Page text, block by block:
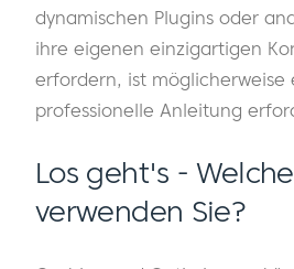
dynamischen Plugins oder
ihre eigenen einzigartigen
erfordern, ist möglicherweise
professionelle Anleitung
Los geht's -
verwenden Sie?